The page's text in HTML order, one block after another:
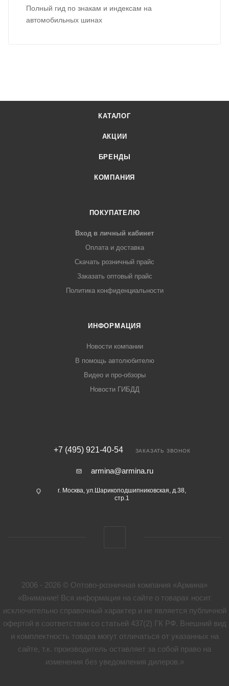
Полный гид по знакам и индексам на
автомобильных шинах
КАТАЛОГ
АКЦИИ
БРЕНДЫ
КОМПАНИЯ
ПОКУПАТЕЛЮ
Вход в личный кабинет
Оплата и доставка
Скачать розничный прайс
Заказать оптовый прайс
Политика конфиденциальности
ИНФОРМАЦИЯ
Новости компании
В помощь автолюбителю
Видео и про-обзоры
Новости ГИБДД
+7 (495) 921-40-54 ЗАКАЗАТЬ ЗВОНОК
armina@armina.ru
г. Москва, ул.Шарикоподшипниковская, д.38,
стр.1
2006 - 2026 © Оптово-розничная компания «Армина»
«Внимание! Вся информация на сайте о товарах носит
исключительно справочный характер и не является публичной
офертой в соответствии со статьей 437(2) ГК РФ. Внешний вид
и комплектность товара могут отличаться от указанных на
сайте, т.к. производитель оставляет за собой право на
изменения без уведомления дилеров.»